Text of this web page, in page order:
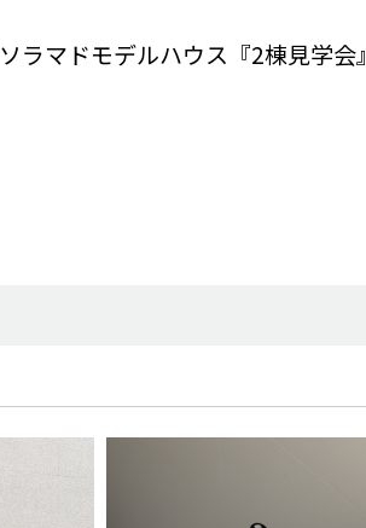
ソラマドモデルハウス『2棟見学会』